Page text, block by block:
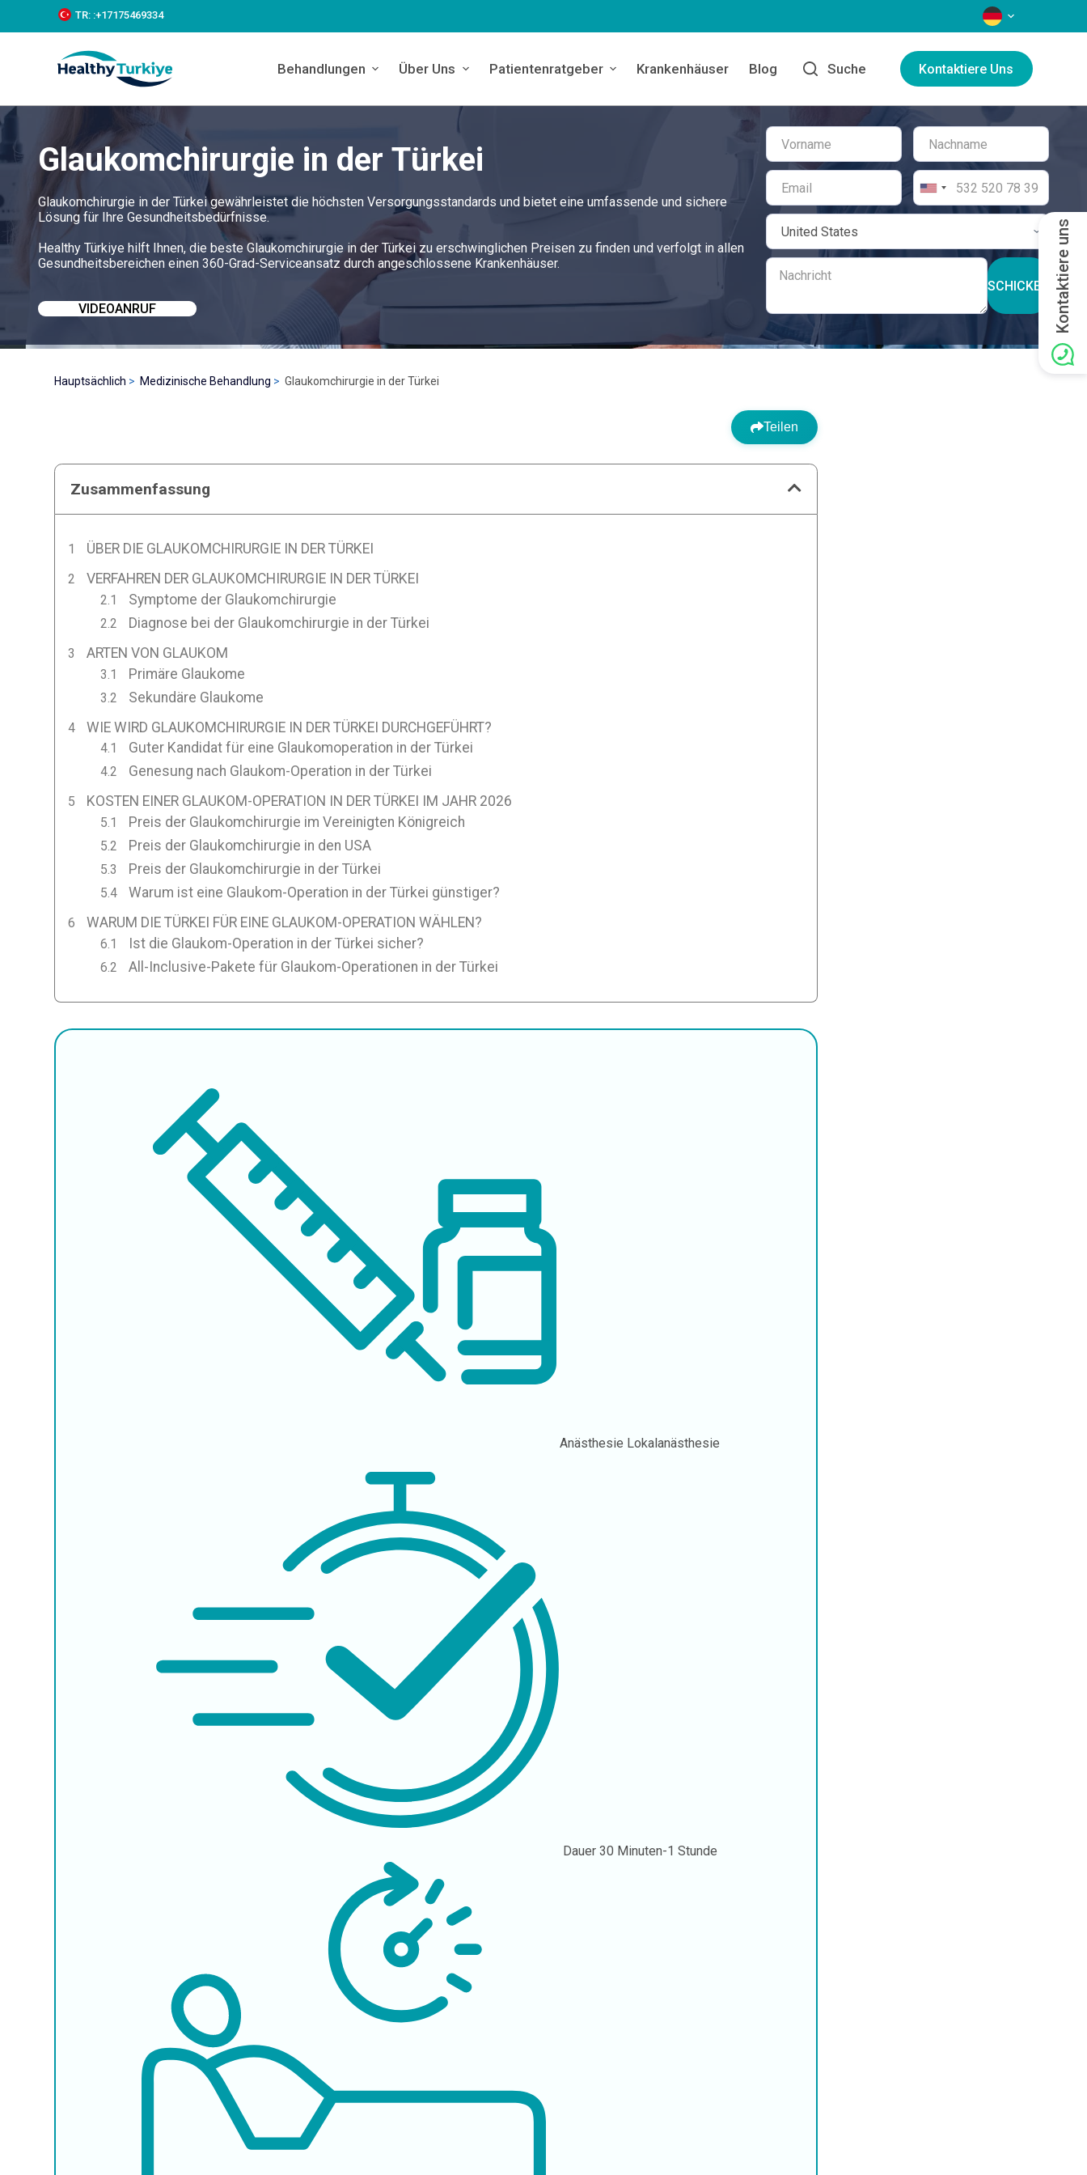
k
c
t
TR: :+‪17175469334‬ SPRACHEN
Behandlungen Über Uns Patientenratgeber Krankenhäuser Blog Suche Kontaktiere Uns
Glaukomchirurgie in der Türkei
Glaukomchirurgie in der Türkei gewährleistet die höchsten Versorgungsstandards und bietet eine umfassende und sichere
Lösung für Ihre Gesundheitsbedürfnisse.
Healthy Türkiye hilft Ihnen, die beste Glaukomchirurgie in der Türkei zu erschwinglichen Preisen zu finden und verfolgt in allen
Gesundheitsbereichen einen 360-Grad-Serviceansatz durch angeschlossene Krankenhäuser.
VIDEOANRUF
SCHICKEN
Hauptsächlich Medizinische Behandlung Glaukomchirurgie in der Türkei
Teilen
Zusammenfassung
ÜBER DIE GLAUKOMCHIRURGIE IN DER TÜRKEI
VERFAHREN DER GLAUKOMCHIRURGIE IN DER TÜRKEI
Symptome der Glaukomchirurgie
Diagnose bei der Glaukomchirurgie in der Türkei
ARTEN VON GLAUKOM
Primäre Glaukome
Sekundäre Glaukome
WIE WIRD GLAUKOMCHIRURGIE IN DER TÜRKEI DURCHGEFÜHRT?
Guter Kandidat für eine Glaukomoperation in der Türkei
Genesung nach Glaukom-Operation in der Türkei
KOSTEN EINER GLAUKOM-OPERATION IN DER TÜRKEI IM JAHR 2026
Preis der Glaukomchirurgie im Vereinigten Königreich
Preis der Glaukomchirurgie in den USA
Preis der Glaukomchirurgie in der Türkei
Warum ist eine Glaukom-Operation in der Türkei günstiger?
WARUM DIE TÜRKEI FÜR EINE GLAUKOM-OPERATION WÄHLEN?
Ist die Glaukom-Operation in der Türkei sicher?
All-Inclusive-Pakete für Glaukom-Operationen in der Türkei
Anästhesie Lokalanästhesie
Dauer 30 Minuten-1 Stunde
Kontaktiere uns